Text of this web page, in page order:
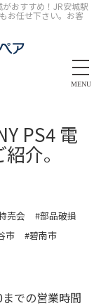
おすすめ！JR安城駅
お任せ下さい。お客
MENU
PS4 電
介。
売会
#部品破損
市
#碧南市
での営業時間